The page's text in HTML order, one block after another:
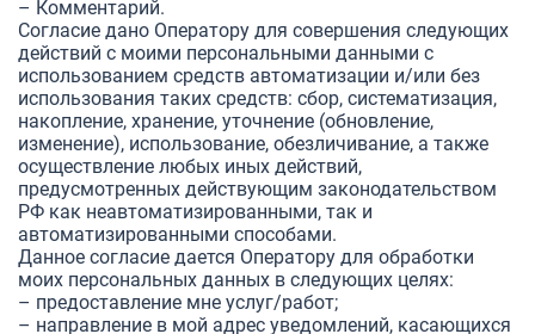
– Комментарий.
Согласие дано Оператору для совершения следующих
действий с моими персональными данными с
использованием средств автоматизации и/или без
использования таких средств: сбор, систематизация,
накопление, хранение, уточнение (обновление,
изменение), использование, обезличивание, а также
осуществление любых иных действий,
предусмотренных действующим законодательством
РФ как неавтоматизированными, так и
автоматизированными способами.
Данное согласие дается Оператору для обработки
моих персональных данных в следующих целях:
– предоставление мне услуг/работ;
– направление в мой адрес уведомлений, касающихся